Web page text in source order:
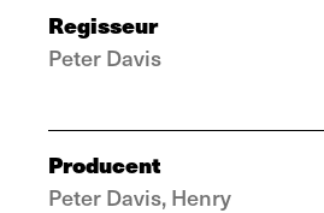
Regisseur
Peter Davis
Producent
Peter Davis, Henry